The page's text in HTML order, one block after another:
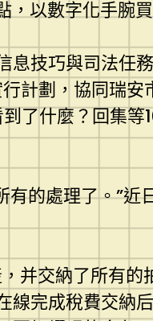
，以數字化手腕
技巧與司法任
計劃，協同瑞
了什麼？回集
的處理了。”
并交納了所有
完成稅費交納